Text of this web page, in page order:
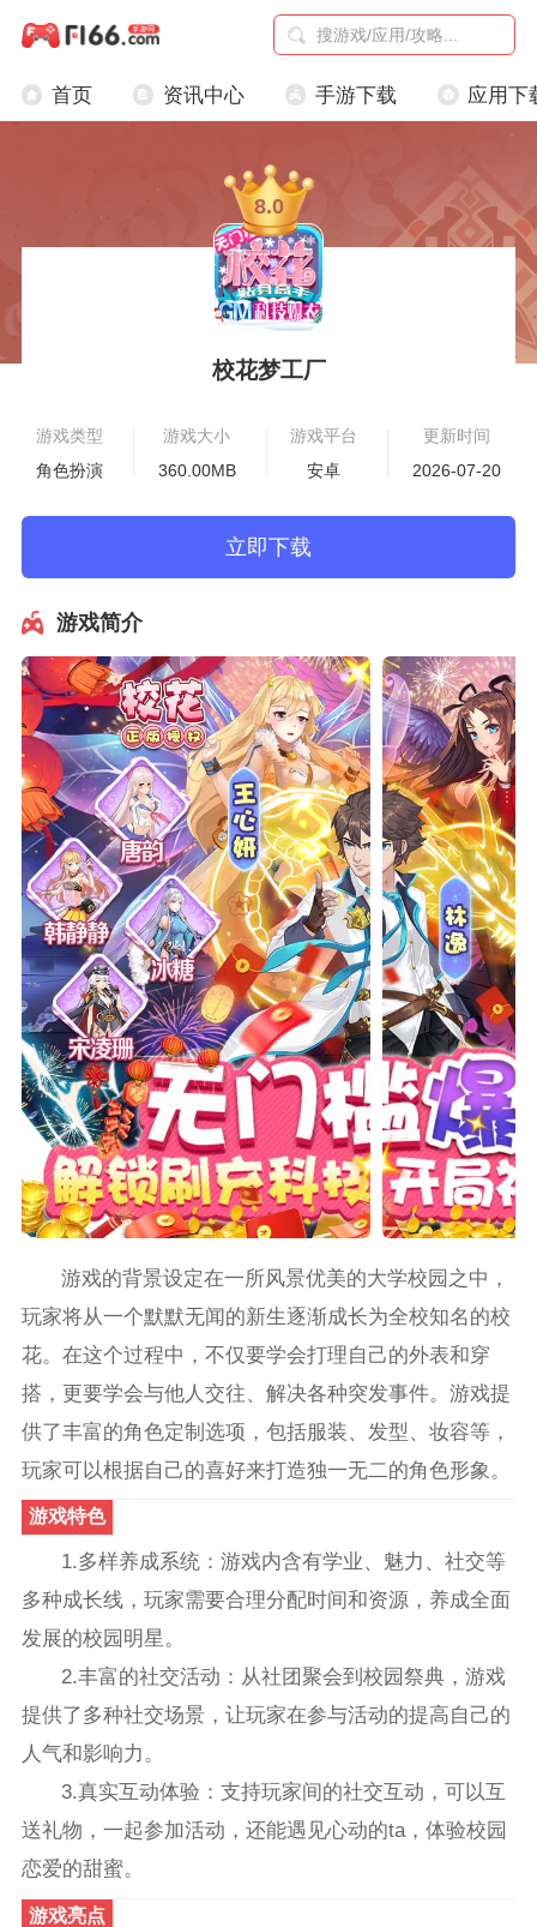
首页 资讯中心 手游下载 应用下
校花梦工厂
8.0
游戏类型
角色扮演
游戏大小
360.00MB
游戏平台
安卓
更新时间
2026-07-20
立即下载
游戏简介
游戏的背景设定在一所风景优美的大学校园之中，
玩家将从一个默默无闻的新生逐渐成长为全校知名的校
花。在这个过程中，不仅要学会打理自己的外表和穿
搭，更要学会与他人交往、解决各种突发事件。游戏提
供了丰富的角色定制选项，包括服装、发型、妆容等，
玩家可以根据自己的喜好来打造独一无二的角色形象。
游戏特色
1.多样养成系统：游戏内含有学业、魅力、社交等
多种成长线，玩家需要合理分配时间和资源，养成全面
发展的校园明星。
2.丰富的社交活动：从社团聚会到校园祭典，游戏
提供了多种社交场景，让玩家在参与活动的提高自己的
人气和影响力。
3.真实互动体验：支持玩家间的社交互动，可以互
送礼物，一起参加活动，还能遇见心动的ta，体验校园
恋爱的甜蜜。
游戏亮点